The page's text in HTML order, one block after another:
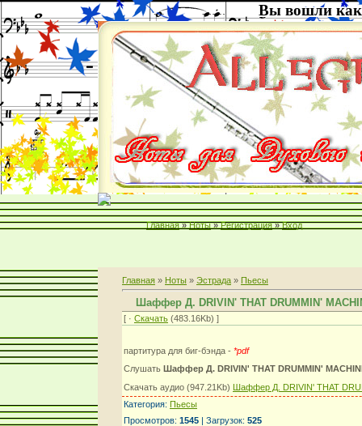
Вы вошли как
Главная » Ноты » Регистрация » Вход
Главная » Ноты » Эстрада » Пьесы
Шаффер Д. DRIVIN' THAT DRUMMIN'
[ · Скачать (483.16Kb) ]
партитура для биг-бэнда - *pdf
Слушать Шаффер Д. DRIVIN' THAT DRUMMIN'
Скачать аудио (947.21Kb) Шаффер Д. DRIVIN' THAT
Категория: Пьесы
Просмотров: 1545 | Загрузок: 525